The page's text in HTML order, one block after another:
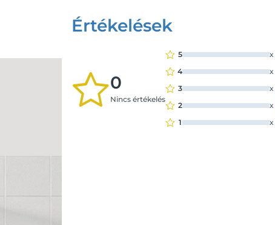
Értékelések
0
Nincs értékelés
5 x
4
x
3
x
2
x
1
x